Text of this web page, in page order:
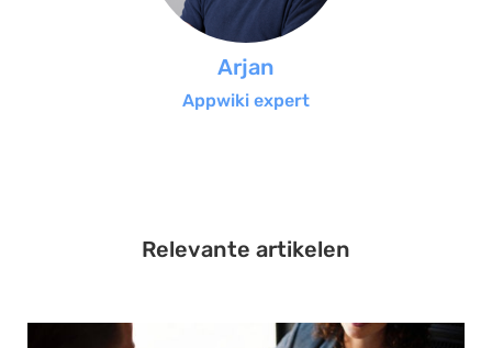
Arjan
Appwiki expert
Relevante artikelen